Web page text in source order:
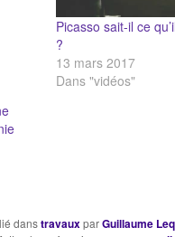
Picasso sait-il ce
?
13 mars 2017
Dans "vidéos"
danstravauxparGuillaume